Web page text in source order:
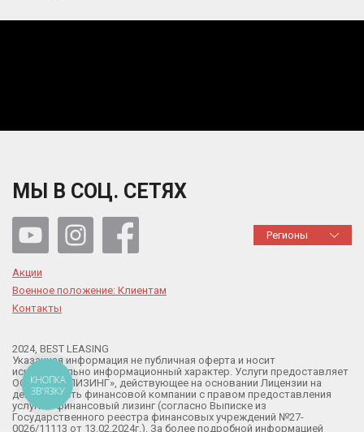
МЫ В СОЦ. СЕТЯХ
Регионы
Акции
Военное положение: Клиентам
Контакты
2024, BEST LEASING
Указанная информация не публичная оферта и носит
исключительно информационный характер. Услуги предоставляет
ООО «БЕСТ ЛИЗИНГ», действующее на основании Лицензии на
деятельность финансовой компании с правом предоставления
услуги – финансовый лизинг (согласно Выписке из
Государственного реестра финансовых учреждений №27-
0026/11113 от 13.02.2024г.). За более подробной информацией
КНОПКА
ЗВ'ЯЗКУ